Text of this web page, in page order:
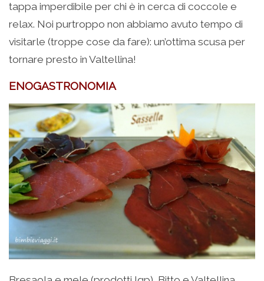
tappa imperdibile per chi è in cerca di coccole e
relax. Noi purtroppo non abbiamo avuto tempo di
visitarle (troppe cose da fare): un’ottima scusa per
tornare presto in Valtellina!
ENOGASTRONOMIA